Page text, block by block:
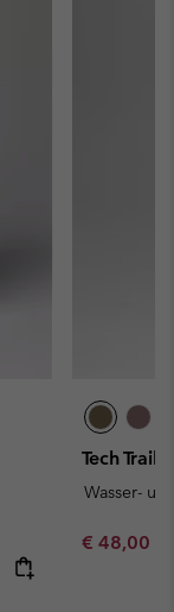
Tech
Wasser-
Minimum
€ 48,00